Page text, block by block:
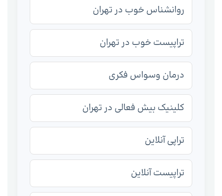
روانشناس خوب در تهران
تراپیست خوب در تهران
درمان وسواس فکری
کلینیک بیش فعالی در تهران
تراپی آنلاین
تراپیست آنلاین